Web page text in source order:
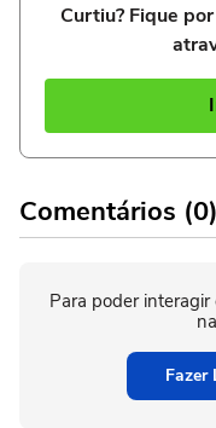
Curtiu? Fique
Comentários (0)
Para poder
Fazer